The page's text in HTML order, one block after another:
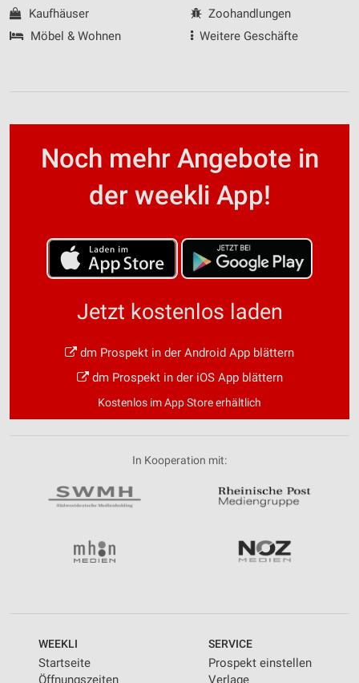
Kaufhäuser
Möbel & Wohnen
Zoohandlungen
Weitere Geschäfte
Noch mehr Angebote in
der weekli App!
Jetzt kostenlos laden
dm Prospekt in der Android App blättern
dm Prospekt in der iOS App blättern
Kostenlos im App Store erhältlich
In Kooperation mit:
WEEKLI
Startseite
Öffnungszeiten
SERVICE
Prospekt einstellen
Verlage